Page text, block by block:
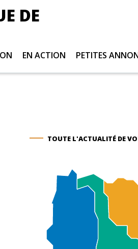
DE
EN ACTION PETITES
TOUTE L'ACTUALITÉ DE